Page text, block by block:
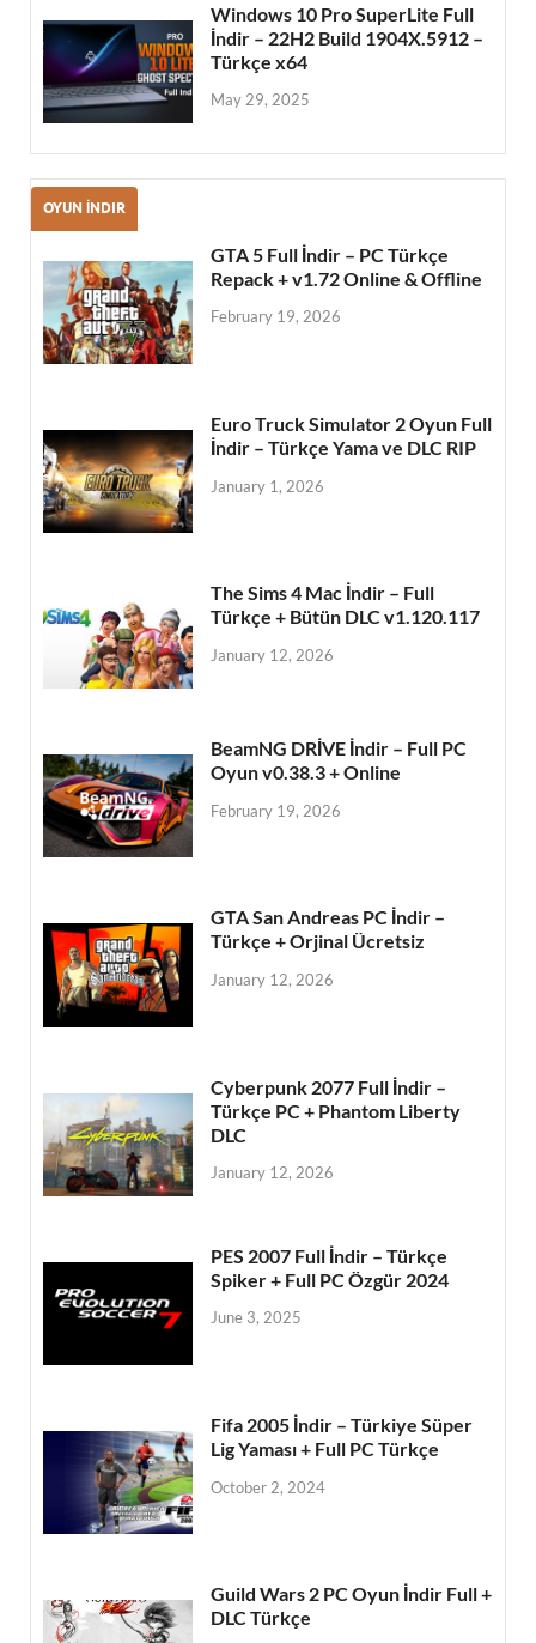
Windows 10 Pro SuperLite Full
İndir – 22H2 Build 1904X.5912 –
Türkçe x64
May 29, 2025
OYUN İNDIR
GTA 5 Full İndir – PC Türkçe
Repack + v1.72 Online & Offline
February 19, 2026
Euro Truck Simulator 2 Oyun Full
İndir – Türkçe Yama ve DLC RIP
January 1, 2026
The Sims 4 Mac İndir – Full
Türkçe + Bütün DLC v1.120.117
January 12, 2026
BeamNG DRİVE İndir – Full PC
Oyun v0.38.3 + Online
February 19, 2026
GTA San Andreas PC İndir –
Türkçe + Orjinal Ücretsiz
January 12, 2026
Cyberpunk 2077 Full İndir –
Türkçe PC + Phantom Liberty
DLC
January 12, 2026
PES 2007 Full İndir – Türkçe
Spiker + Full PC Özgür 2024
June 3, 2025
Fifa 2005 İndir – Türkiye Süper
Lig Yaması + Full PC Türkçe
October 2, 2024
Guild Wars 2 PC Oyun İndir Full +
DLC Türkçe